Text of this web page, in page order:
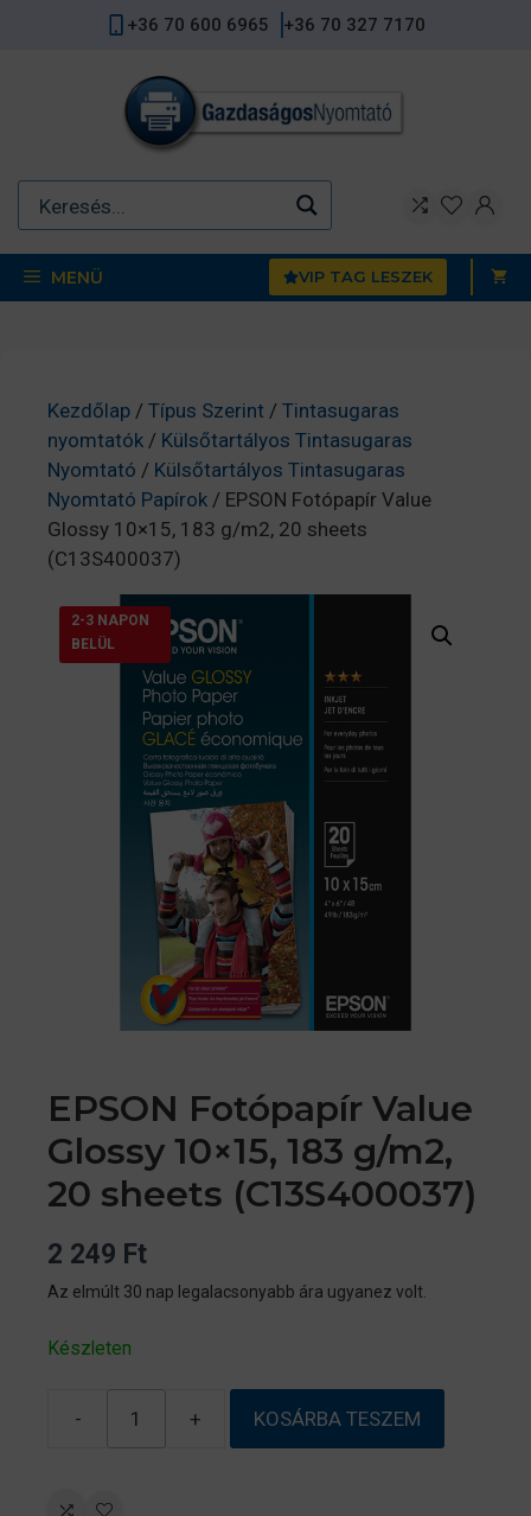
+36 70 600 6965 +36 70 327 7170
MENÜ VIP TAG LESZEK
Kezdőlap / Típus Szerint / Tintasugaras
nyomtatók / Külsőtartályos Tintasugaras
Nyomtató / Külsőtartályos Tintasugaras
Nyomtató Papírok / EPSON Fotópapír Value
Glossy 10×15, 183 g/m2, 20 sheets
(C13S400037)
2-3 NAPON
BELÜL
EPSON Fotópapír Value
Glossy 10×15, 183 g/m2,
20 sheets (C13S400037)
2 249 Ft
Az elmúlt 30 nap legalacsonyabb ára ugyanez volt.
Készleten
-
EPSON
+ KOSÁRBA TESZEM